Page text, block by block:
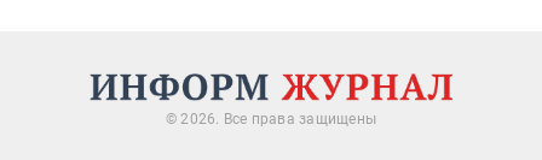
© 2026. Все права защищены